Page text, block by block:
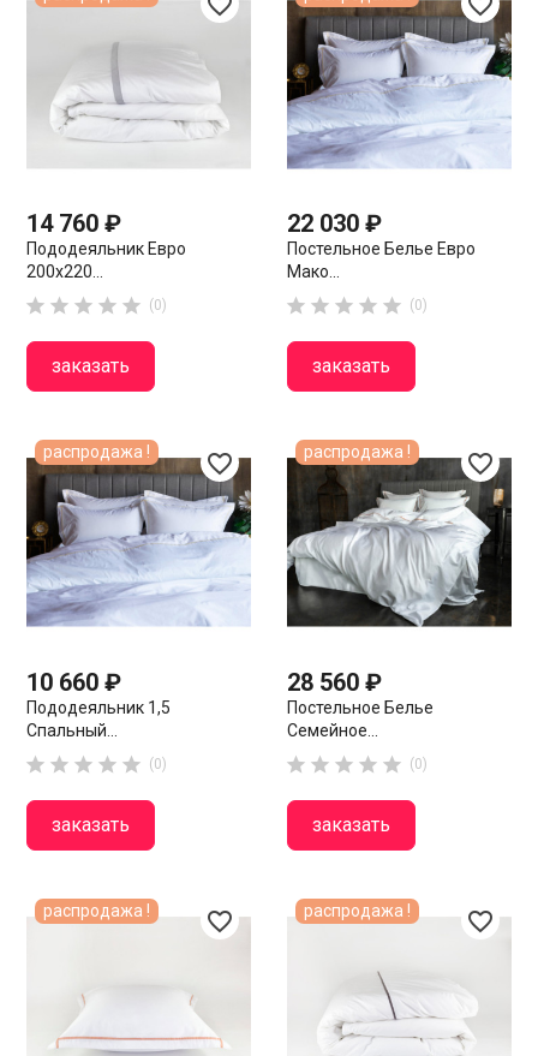
14 760 ₽
Пододеяльник Евро
200х220...
     (0)
заказать
22 030 ₽
Постельное Белье Евро
Мако...
     (0)
заказать
favorite_border
10 660 ₽
Пододеяльник 1,5
Спальный...
     (0)
заказать
распродажа ! favorite_border
28 560 ₽
Постельное Белье
Семейное...
     (0)
заказать
распродажа !
favorite_border
распродажа ! favorite_border
распродажа !